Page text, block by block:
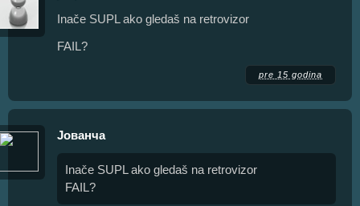
Inače SUPL ako gledaš na retrovizor
FAIL?
pre 15 godina
Јованча
Inače SUPL ako gledaš na retrovizor
FAIL?